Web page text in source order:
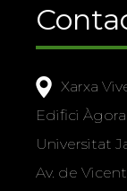
Xarxa
Edifici Àgora
Universitat
Av. de